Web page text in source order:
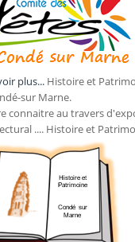
plus...Histoire et
sur Marne.
connaitre au travers
.... Histoire et